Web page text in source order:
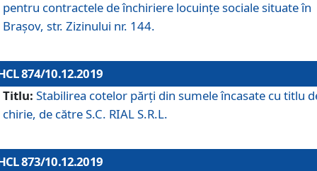
pentru contractele de închiriere locuinţe sociale situate în
Braşov, str. Zizinului nr. 144.
874/10.12.2019
Titlu: Stabilirea cotelor părți din sumele încasate cu titlu
chirie, de către S.C. RIAL S.R.L.
873/10.12.2019